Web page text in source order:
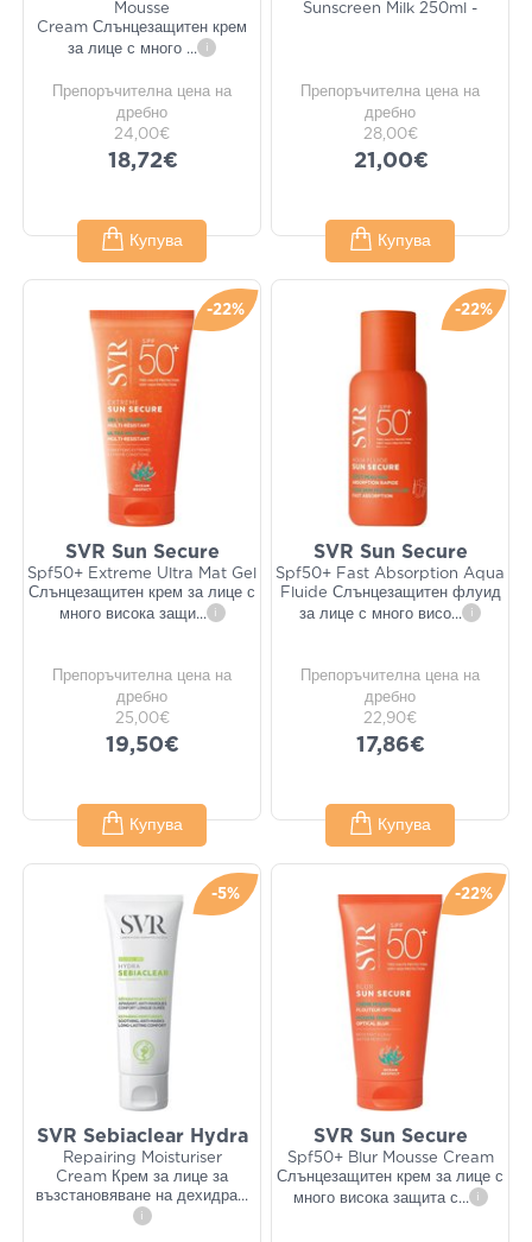
Mousse
Cream Слънцезащитен крем
за лице с много ... i
Препоръчителна цена на
дребно
24,00€
18,72€
Купува
Sunscreen Milk 250ml -
Препоръчителна цена на
дребно
28,00€
21,00€
Купува
-22%
SVR Sun Secure
Spf50+ Extreme Ultra Mat Gel
Слънцезащитен крем за лице с
много висока защи... i
Препоръчителна цена на
дребно
25,00€
19,50€
Купува
-22%
SVR Sun Secure
Spf50+ Fast Absorption Aqua
Fluide Слънцезащитен флуид
за лице с много висо... i
Препоръчителна цена на
дребно
22,90€
17,86€
Купува
-5%
SVR Sebiaclear Hydra
Repairing Moisturiser
Cream Крем за лице за
възстановяване на дехидра...
i
-22%
SVR Sun Secure
Spf50+ Blur Mousse Cream
Слънцезащитен крем за лице с
много висока защита с... i